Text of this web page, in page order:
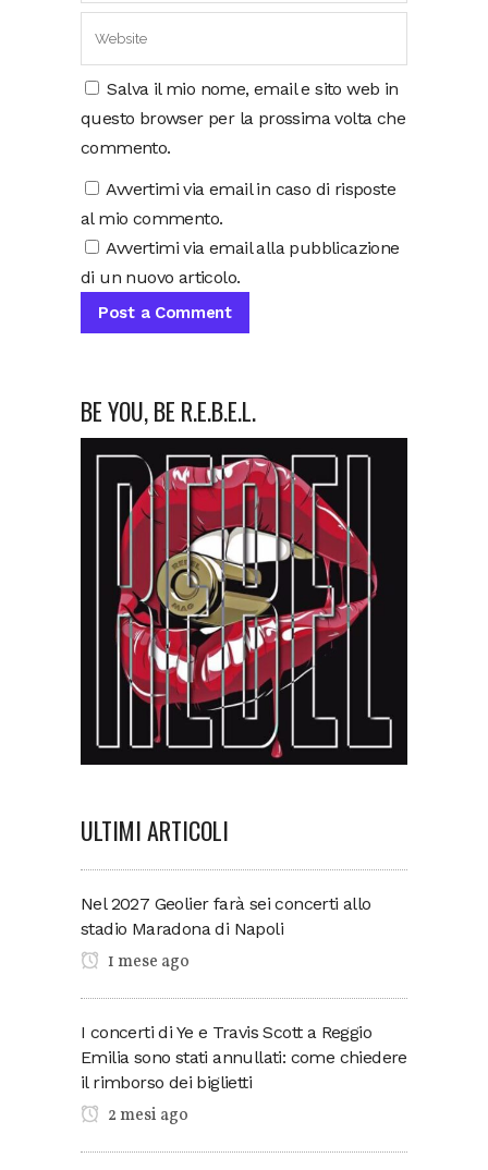
Salva il mio nome, email e sito web in
questo browser per la prossima volta che
commento.
Avvertimi via email in caso di risposte
al mio commento.
Avvertimi via email alla pubblicazione
di un nuovo articolo.
BE YOU, BE R.E.B.E.L.
ULTIMI ARTICOLI
Nel 2027 Geolier farà sei concerti allo
stadio Maradona di Napoli
1 mese ago
I concerti di Ye e Travis Scott a Reggio
Emilia sono stati annullati: come chiedere
il rimborso dei biglietti
2 mesi ago